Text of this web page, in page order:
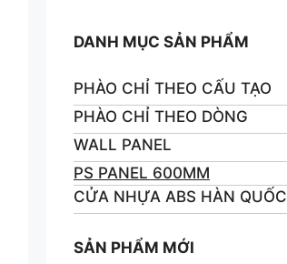
DANH MỤC SẢN PHẨM
PHÀO CHỈ THEO CẤU TẠO
PHÀO CHỈ THEO DÒNG
WALL PANEL
PS PANEL 600MM
CỬA NHỰA ABS HÀN QUỐC
SẢN PHẨM MỚI